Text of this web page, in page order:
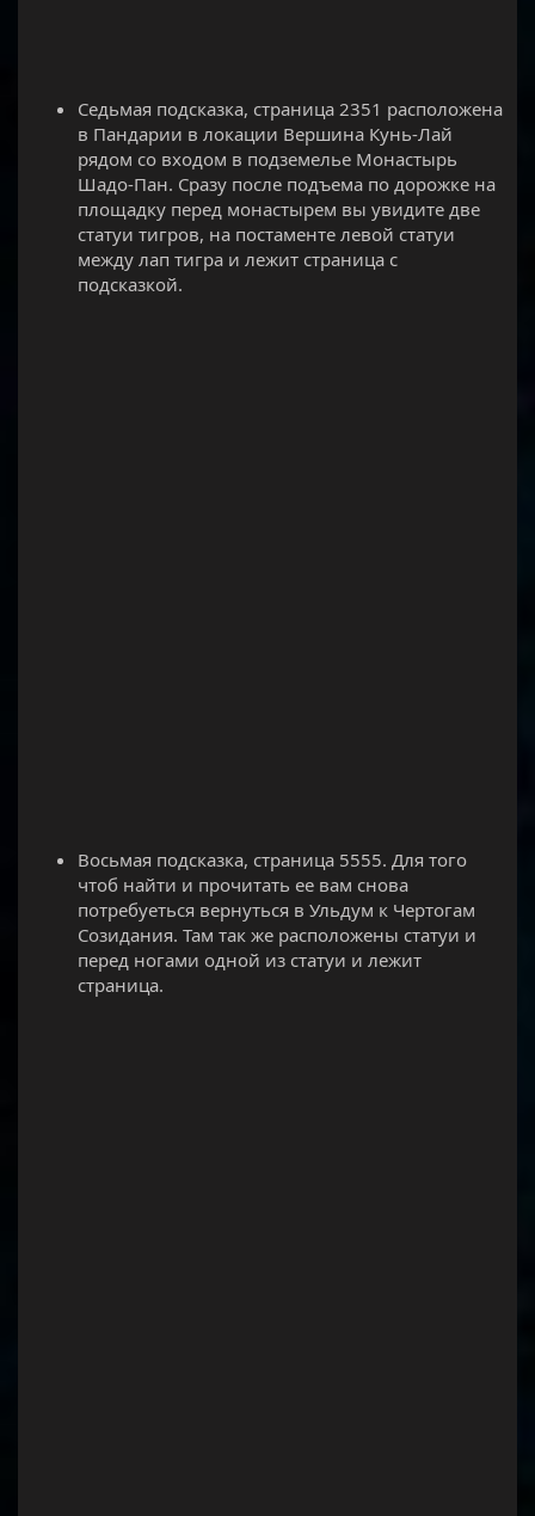
Седьмая подсказка, страница 2351 расположена
в Пандарии в локации Вершина Кунь-Лай
рядом со входом в подземелье Монастырь
Шадо-Пан. Сразу после подъема по дорожке на
площадку перед монастырем вы увидите две
статуи тигров, на постаменте левой статуи
между лап тигра и лежит страница с
подсказкой.
Восьмая подсказка, страница 5555. Для того
чтоб найти и прочитать ее вам снова
потребуеться вернуться в Ульдум к Чертогам
Созидания. Там так же расположены статуи и
перед ногами одной из статуи и лежит
страница.